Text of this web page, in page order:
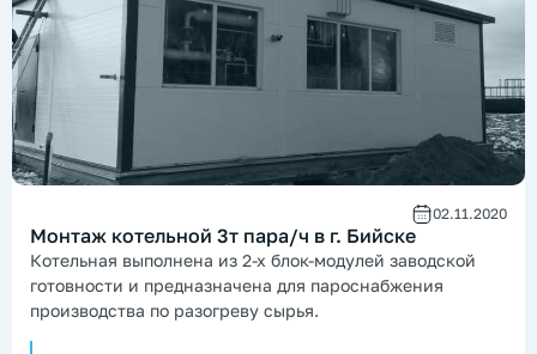
02.11.2020
Монтаж котельной 3т пара/ч в г. Бийске
Котельная выполнена из 2-х блок-модулей заводской
готовности и предназначена для пароснабжения
производства по разогреву сырья.